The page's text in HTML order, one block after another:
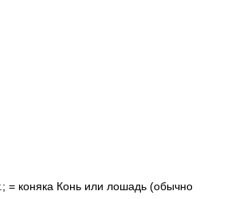
= коняка Конь или лошадь (обычно